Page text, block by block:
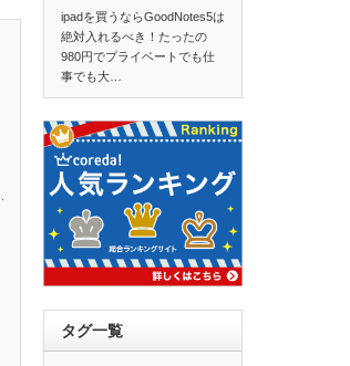
ipadを買うならGoodNotes5は
絶対入れるべき！たったの
980円でプライベートでも仕
事でも大…
タグ一覧